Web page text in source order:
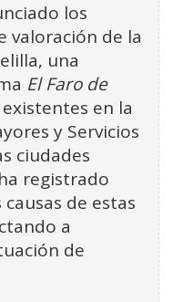
los
valoración de la
una
El Faro de
en la
y Servicios
ciudades
registrado
de estas
a
de